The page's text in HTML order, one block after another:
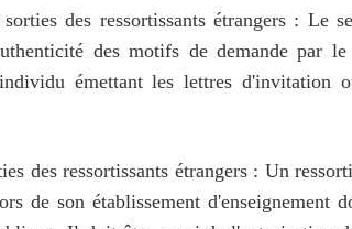
des ressortissants étrangers : Le
des motifs de demande par
émettant les lettres d'invitation
des ressortissants étrangers : Un
de son établissement d'enseignement